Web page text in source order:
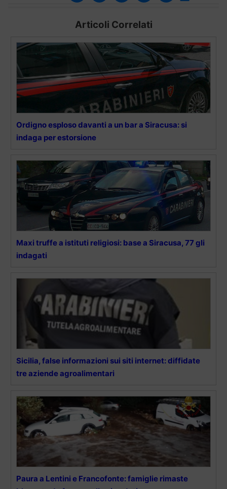
Articoli Correlati
Ordigno esploso davanti a un bar a Siracusa: si
indaga per estorsione
Maxi truffe a istituti religiosi: base a Siracusa, 77 gli
indagati
Sicilia, false informazioni sui siti internet: diffidate
tre aziende agroalimentari
Paura a Lentini e Francofonte: famiglie rimaste